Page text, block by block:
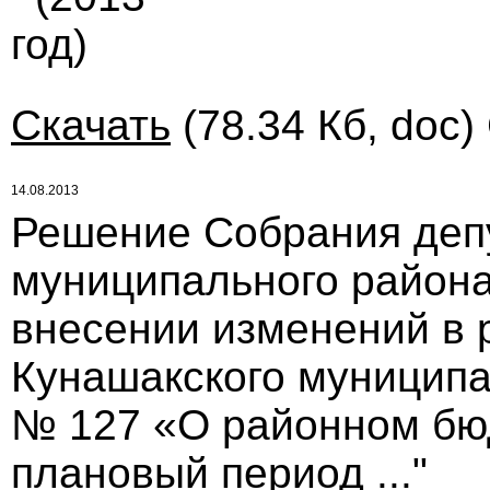
год)
Скачать (78.34 Кб, doc)
14.08.2013
Решение Собрания
муниципального
внесении изменений в
Кунашакского
№ 127 «О районном
плановый период ..."